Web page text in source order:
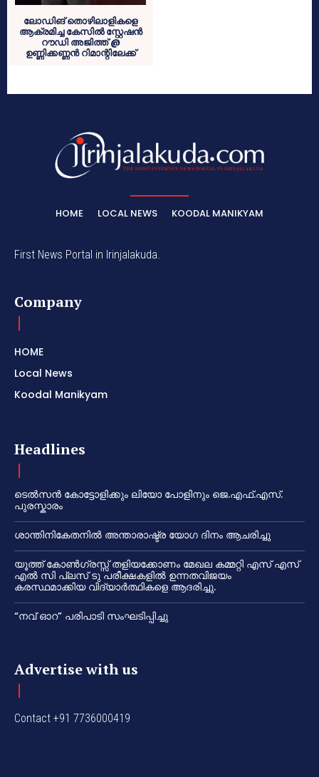
ലോഡിങ് തൊഴിലാളികളെ
ആക്രമിച്ച കേസിൽ സ്റ്റേഷൻ
റൗഡി അജിത്ത് @
ഉണ്ണിക്കണ്ണൻ റിമാന്റിലേക്ക്
HOME LOCAL NEWS KOODAL MANIKYAM
First News Portal in Irinjalakuda.
Company
HOME
Local News
Koodal Manikyam
Headlines
ടെൽസൻ കോട്ടോളിക്കും ലിയോ പോളിനും ജെ.എഫ്.എസ്.
പുരസ്കാരം
ശാന്തിനികേതനിൽ അന്താരാഷ്ട്ര യോഗ ദിനം ആചരിച്ചു
യൂത്ത് കോൺഗ്രസ്സ് തളിയക്കോണം മേഖല കമ്മറ്റി എസ് എസ്
എൽ സി പ്ലസ് ടു പരീക്ഷകളിൽ ഉന്നതവിജയം
കരസ്ഥമാക്കിയ വിദ്യാർത്ഥികളെ ആദരിച്ചു.
“നവ് ഓറ” പരിപാടി സംഘടിപ്പിച്ചു
Advertise with us
Contact +91 7736000419